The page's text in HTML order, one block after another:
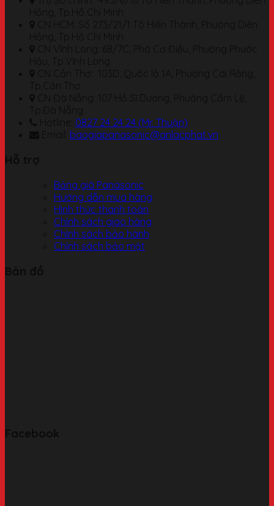
0827 24 24 24 (Mr. Thuận)
baogiapanasonic@anlacphat.vn
Bảng giá Panasonic
Hướng dẫn mua hàng
Hình thức thanh toán
Chính sách giao hàng
Chính sách bảo hành
Chính sách bảo mật